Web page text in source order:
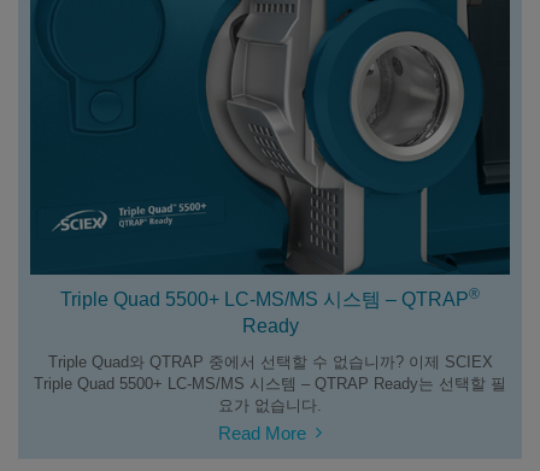
Triple Quad 5500+ LC-MS/MS 시스템 – QTRAP®
Ready
Triple Quad와 QTRAP 중에서 선택할 수 없습니까? 이제 SCIEX
Triple Quad 5500+ LC-MS/MS 시스템 – QTRAP Ready는 선택할 필
요가 없습니다.
Read More